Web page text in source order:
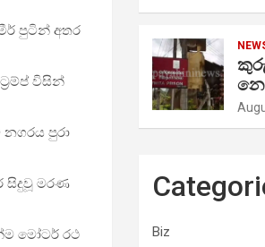
පුටින් අතර
විසින්
නගරය පුරා
සිදුවූ මරණ
මෝටර් රථ
Biz